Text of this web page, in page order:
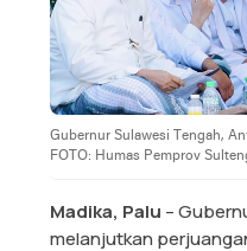
Gubernur Sulawesi Tengah,
FOTO: Humas Pemprov
Madika, Palu –
melanjutkan